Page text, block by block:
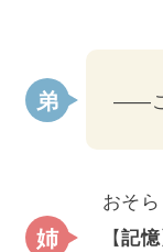
――
おそ
【記憶